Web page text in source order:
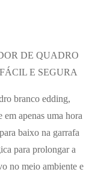
DE QUADRO
E SEGURA
branco edding,
apenas uma hora
baixo na garrafa
para prolongar a
no meio ambiente e